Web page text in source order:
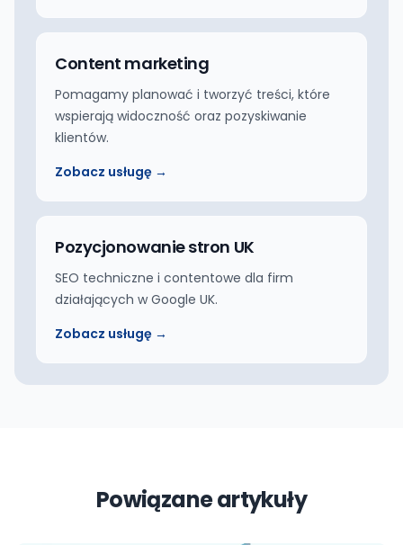
Content marketing
Pomagamy planować i tworzyć treści, które
wspierają widoczność oraz pozyskiwanie
klientów.
Zobacz usługę →
Pozycjonowanie stron UK
SEO techniczne i contentowe dla firm
działających w Google UK.
Zobacz usługę →
Powiązane artykuły